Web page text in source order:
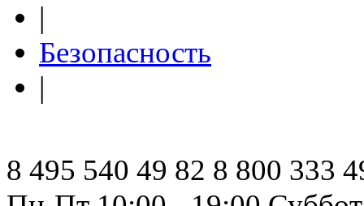
|
Безопасность
|
8 495 540 49 82 8 800 333